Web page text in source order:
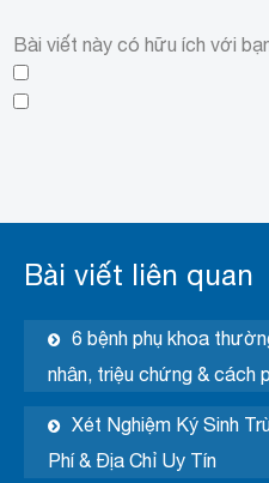
Bài viết này có hữu ích với
Bài viết liên quan
6 bệnh phụ khoa
nhân, triệu chứng & cách
Xét Nghiệm Ký Sinh
Phí & Địa Chỉ Uy Tín